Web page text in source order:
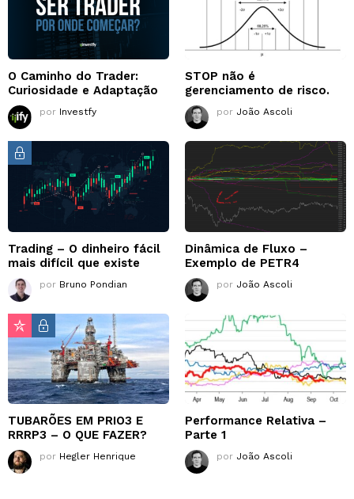
O Caminho do Trader:
Curiosidade e Adaptação
por Investfy
STOP não é
gerenciamento de risco.
por João Ascoli
Trading – O dinheiro fácil
mais difícil que existe
por Bruno Pondian
Dinâmica de Fluxo –
Exemplo de PETR4
por João Ascoli
TUBARÕES EM PRIO3 E
RRRP3 – O QUE FAZER?
por Hegler Henrique
Performance Relativa –
Parte 1
por João Ascoli